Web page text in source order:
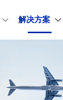
解决方案